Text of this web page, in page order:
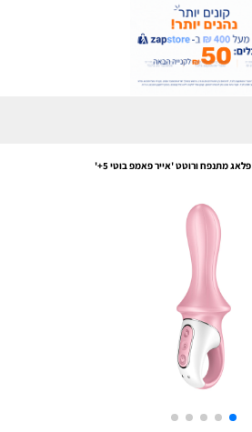
פלאג מתנפח ורוטט 'אייר פאמפ בוטי 5+'